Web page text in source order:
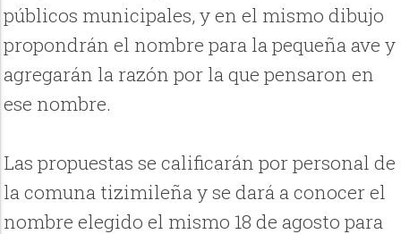
públicos municipales, y en el mismo dibujo
propondrán el nombre para la pequeña ave y
agregarán la razón por la que pensaron en
ese nombre.
Las propuestas se calificarán por personal de
la comuna tizimileña y se dará a conocer el
nombre elegido el mismo 18 de agosto para